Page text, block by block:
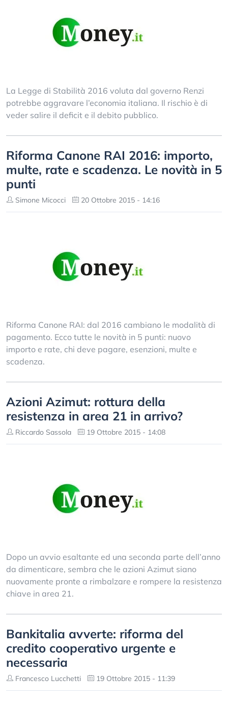
La Legge di Stabilità 2016 voluta dal governo Renzi
potrebbe aggravare l’economia italiana. Il rischio è di
veder salire il deficit e il debito pubblico.
Riforma Canone RAI 2016: importo,
multe, rate e scadenza. Le novità in 5
punti
Simone Micocci 20 Ottobre 2015 - 14:16
Riforma Canone RAI: dal 2016 cambiano le modalità di
pagamento. Ecco tutte le novità in 5 punti: nuovo
importo e rate, chi deve pagare, esenzioni, multe e
scadenza.
Azioni Azimut: rottura della
resistenza in area 21 in arrivo?
Riccardo Sassola 19 Ottobre 2015 - 14:08
Dopo un avvio esaltante ed una seconda parte dell’anno
da dimenticare, sembra che le azioni Azimut siano
nuovamente pronte a rimbalzare e rompere la resistenza
chiave in area 21.
Bankitalia avverte: riforma del
credito cooperativo urgente e
necessaria
Francesco Lucchetti 19 Ottobre 2015 - 11:39